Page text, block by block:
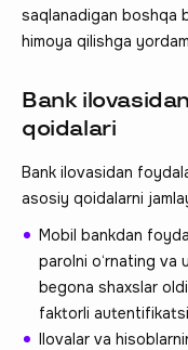
saqlanadigan boshqa
himoya qilishga
Bank
qoidalari
Bank ilovasidan
asosiy qoidalarni
Mobil bankdan
parolni o‘rnating va
begona shaxslar
faktorli
Ilovalar va